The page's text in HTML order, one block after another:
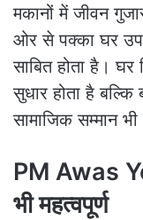
मकानों में जीवन
ओर से पक्का घर
साबित होता है।
सुधार होता है बल्कि
सामाजिक सम्मान
PM Awas
भी महत्वपूर्ण